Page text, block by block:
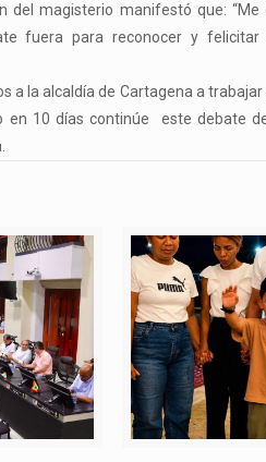
del magisterio manifestó que:
fuera para reconocer y
a la alcaldía de Cartagena a
en 10 días continúe este debate